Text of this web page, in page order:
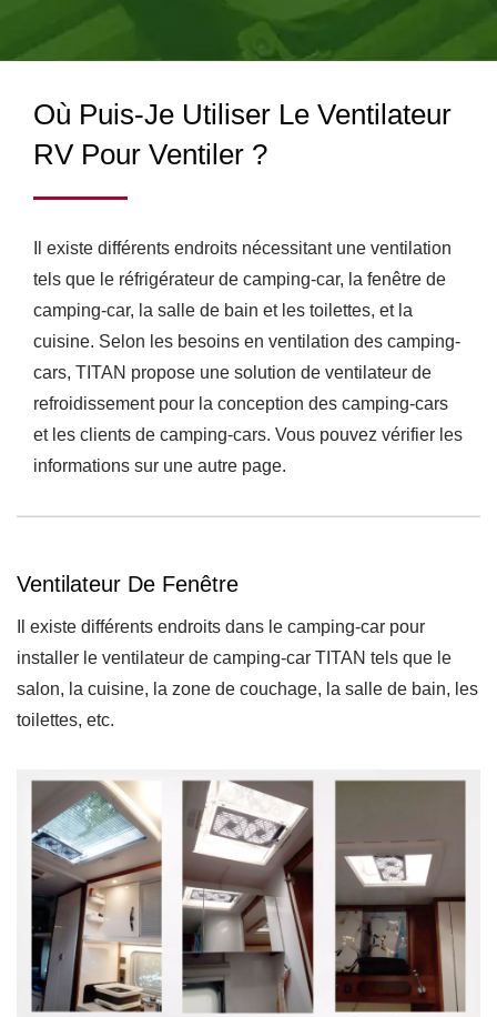
& REFROIDISSEURS
CPU POUR UN USAGE
INDUSTRIEL & RV |
répondre à différentes demandes et avons construit une
usine de fabrication à Guang Dong, en Chine, qui compte
million d'unités.
Où Puis-Je Utiliser Le Ventilateur
RV Pour Ventiler ?
Il existe différents endroits nécessitant une ventilation
tels que le réfrigérateur de camping-car, la fenêtre de
camping-car, la salle de bain et les toilettes, et la
cuisine. Selon les besoins en ventilation des camping-
cars, TITAN propose une solution de ventilateur de
refroidissement pour la conception des camping-cars
et les clients de camping-cars. Vous pouvez vérifier les
informations sur une autre page.
Ventilateur De Fenêtre
Il existe différents endroits dans le camping-car pour
installer le ventilateur de camping-car TITAN tels que le
salon, la cuisine, la zone de couchage, la salle de bain, les
toilettes, etc.